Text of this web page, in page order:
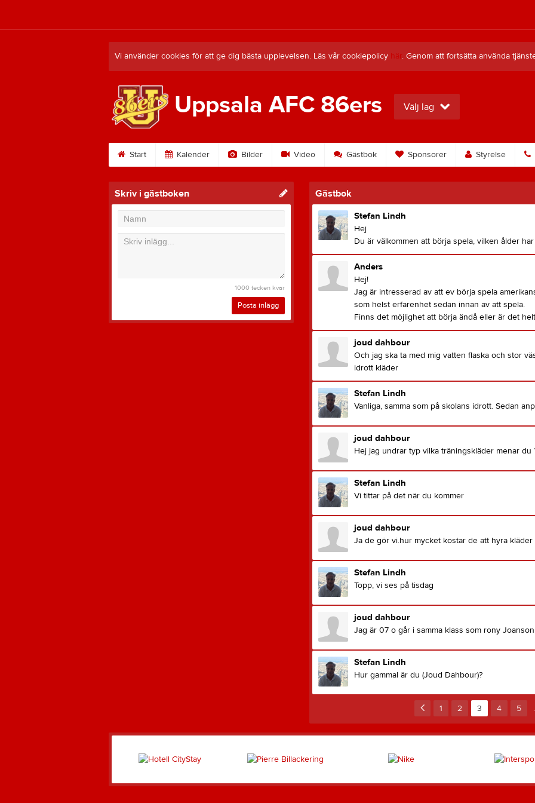
Vi använder cookies för att ge dig bästa upplevelsen. Läs vår cookiepolicy här. Genom att fortsätta använda
Uppsala AFC 86ers Välj lag
Start Kalender Bilder Video Gästbok Sponsorer Styrelse
Skriv i gästboken
1000 tecken kvar
Posta inlägg
Gästbok
Stefan Lindh
Hej
Du är välkommen att börja spela, vilken ålder
Anders
Hej!
Jag är intresserad av att ev börja spela
som helst erfarenhet sedan innan av att spela.
Finns det möjlighet att börja ändå eller är det
joud dahbour
Och jag ska ta med mig vatten flaska och stor
idrott kläder
Stefan Lindh
Vanliga, samma som på skolans idrott. Sedan
joud dahbour
Hej jag undrar typ vilka träningskläder menar du
Stefan Lindh
Vi tittar på det när du kommer
joud dahbour
Ja de gör vi.hur mycket kostar de att hyra kläder
Stefan Lindh
Topp, vi ses på tisdag
joud dahbour
Jag är 07 o går i samma klass som rony Joanson
Stefan Lindh
Hur gammal är du (Joud Dahbour)?
1 2 3 4 5